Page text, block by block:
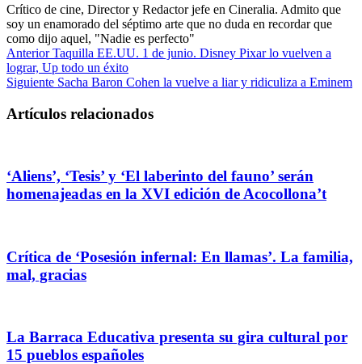
Crítico de cine, Director y Redactor jefe en Cineralia. Admito que
soy un enamorado del séptimo arte que no duda en recordar que
como dijo aquel, "Nadie es perfecto"
AnteriorTaquilla EE.UU. 1 de junio. Disney Pixar lo vuelven a
lograr, Up todo un éxito
Siguiente Sacha Baron Cohen la vuelve a liar y ridiculiza a Eminem
Artículos relacionados
‘Aliens’, ‘Tesis’ y ‘El laberinto del fauno’ serán
homenajeadas en la XVI edición de Acocollona’t
Crítica de ‘Posesión infernal: En llamas’. La familia,
mal, gracias
La Barraca Educativa presenta su gira cultural por
15 pueblos españoles